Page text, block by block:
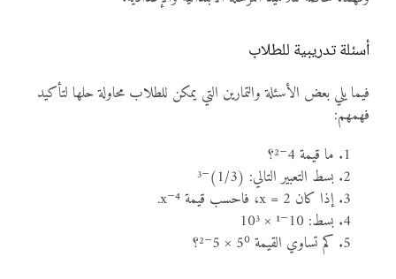
أسئلة تدريبية للطلاب
فيما يلي بعض الأسئلة والتمارين التي يمكن للطلاب محاولة حلها لتأكيد
فهمهم:
ما قيمة 4⁻²؟
بسط التعبير التالي: (1/3)⁻³
إذا كان x = 2، فاحسب قيمة x⁻⁴.
بسط: 10⁻¹ × 10³
كم تساوي القيمة 5⁰ × 5⁻²؟